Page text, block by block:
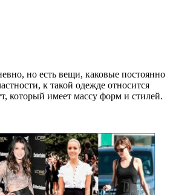
но есть вещи, каковые постоянно
к такой одежде относится
который имеет массу форм и стилей.